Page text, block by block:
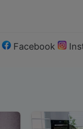
Facebook